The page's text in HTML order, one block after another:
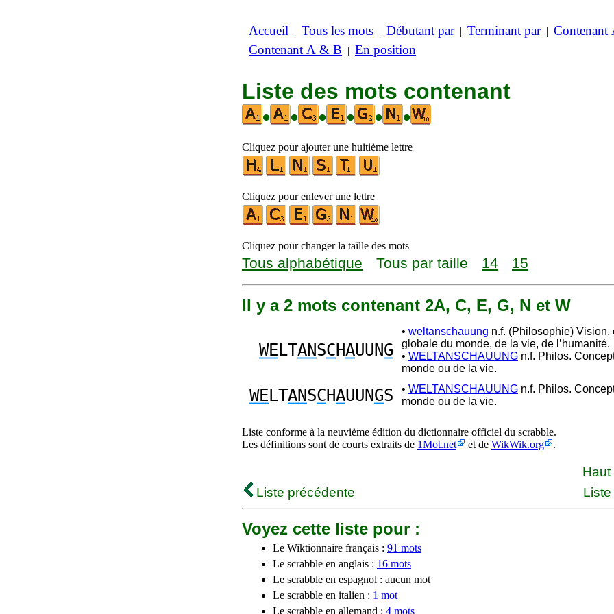
Accueil | Tous les mots | Débutant par| Terminant par| Contenant
Contenant A & B | En position
Liste des mots contenant
•
• • • • •
Cliquez pour ajouter une huitième lettre
Cliquez pour enlever une lettre
Cliquez pour changer la taille des mots
Tous alphabétique Tous par taille 14 15
Il y a 2 mots contenant 2A, C, E, G, N et W
WE LTANSCHAUUNG
• weltanschauung n.f. (Philosophie) Vision,
globale du monde, de la vie, de l’humanité.
• WELTANSCHAUUNG n.f. Philos.
monde ou de la vie.
WE LTANSCHAUUNGS • WELTANSCHAUUNG n.f. Philos.
monde ou de la vie.
Liste conforme à la neuvième édition du dictionnaire officiel du scrabble.
Les définitions sont de courts extraits de 1Mot.net et de WikWik.org .
Liste précédente
Voyez cette liste pour :
Le Wiktionnaire français : 91 mots
Le scrabble en anglais : 16 mots
Le scrabble en espagnol : aucun mot
Le scrabble en italien : 1 mot
Le scrabble en allemand : 4 mots